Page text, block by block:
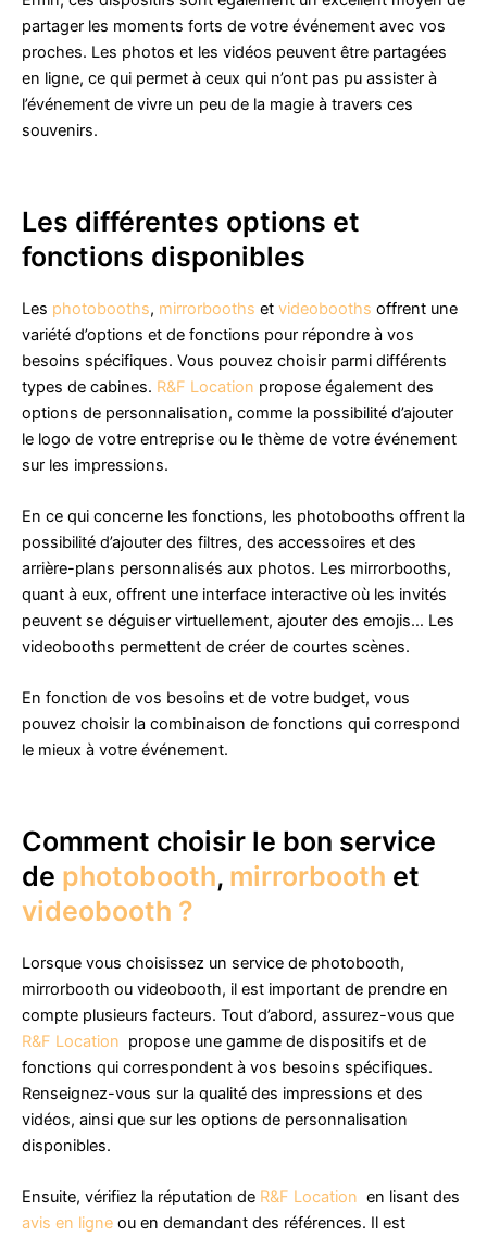
partager les moments forts de votre événement avec vos
proches. Les photos et les vidéos peuvent être partagées
en ligne, ce qui permet à ceux qui n’ont pas pu assister à
l’événement de vivre un peu de la magie à travers ces
souvenirs.
Les différentes options et
fonctions disponibles
Les photobooths, mirrorbooths et videobooths offrent une
variété d’options et de fonctions pour répondre à vos
besoins spécifiques. Vous pouvez choisir parmi différents
types de cabines. R&F Location propose également des
options de personnalisation, comme la possibilité d’ajouter
le logo de votre entreprise ou le thème de votre événement
sur les impressions.
En ce qui concerne les fonctions, les photobooths offrent la
possibilité d’ajouter des filtres, des accessoires et des
arrière-plans personnalisés aux photos. Les mirrorbooths,
quant à eux, offrent une interface interactive où les invités
peuvent se déguiser virtuellement, ajouter des emojis… Les
videobooths permettent de créer de courtes scènes.
En fonction de vos besoins et de votre budget, vous
pouvez choisir la combinaison de fonctions qui correspond
le mieux à votre événement.
Comment choisir le bon service
de photobooth, mirrorbooth et
videobooth ?
Lorsque vous choisissez un service de photobooth,
mirrorbooth ou videobooth, il est important de prendre en
compte plusieurs facteurs. Tout d’abord, assurez-vous que
R&F Location propose une gamme de dispositifs et de
fonctions qui correspondent à vos besoins spécifiques.
Renseignez-vous sur la qualité des impressions et des
vidéos, ainsi que sur les options de personnalisation
disponibles.
Ensuite, vérifiez la réputation de R&F Location en lisant des
avis en ligne ou en demandant des références. Il est